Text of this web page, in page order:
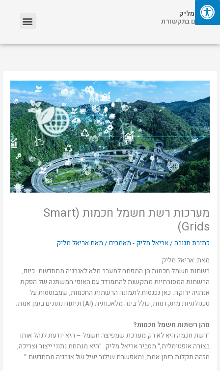
דילוג
לתוכן
אריאל מליק
אזכורים בתקשורת
מערכות רשת חשמל חכמות (Smart
Grids)
כתיבת תגובה /אריאל מליק - מאמרים / מאתאריאל מליק
מאת: אריאל מליק
רשתות חשמל חכמות הן המפתח למעבר מלא לאנרגיה מתחדשת. כיום,
הרשתות המסורתיות מתקשות להתמודד עם האופי המשתנה של הפקת
אנרגיה ירוקה. כאן נכנסות לתמונה הרשתות החכמות, שמבוססות על
טכנולוגיות מתקדמות, כולל בינה מלאכותית (AI) וניתוח נתונים בזמן אמת.
מהן רשתות חשמל חכמות?
"רשת חכמה היא לא רק מערכת שמפיצה חשמל – היא יודעת לנהל אותו
בצורה אופטימלית," מסביר אריאל מליק. "היא מנתחת נתוני ייצור וצריכה,
מזהה תקלות בזמן אמת, ומאפשרת שילוב יעיל של אנרגיה מתחדשת."